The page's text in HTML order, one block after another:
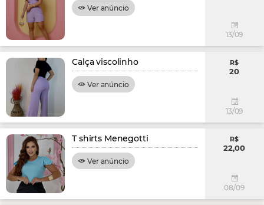
Ver anúncio
13/09
Calça viscolinho
Ver anúncio
R$
20
13/09
T shirts Menegotti
Ver anúncio
R$
22,00
08/09